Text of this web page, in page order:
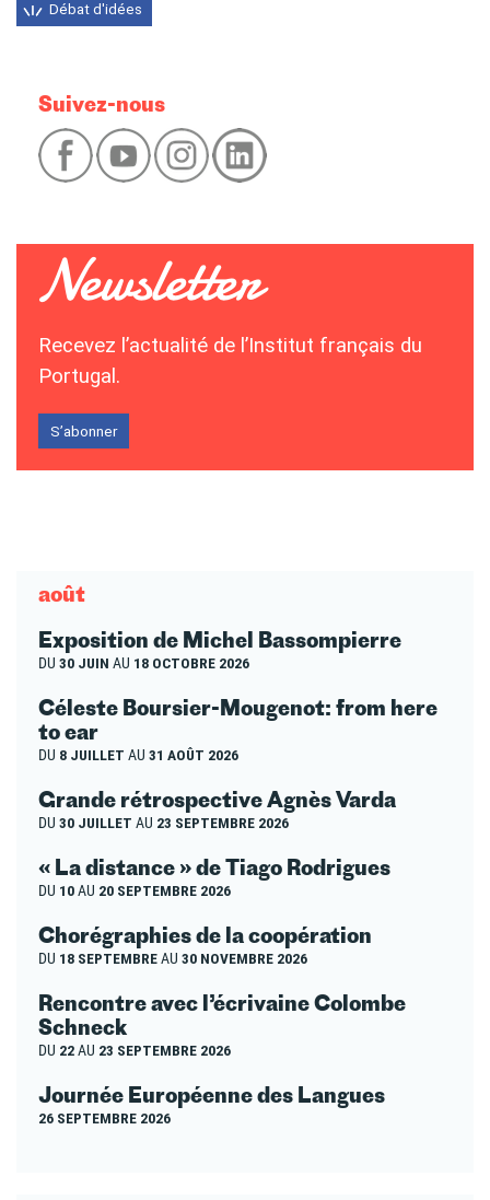
Débat d'idées
Suivez-nous
Recevez l’actualité de l’Institut français du
Portugal.
S’abonner
août
Exposition de Michel Bassompierre
DU 30 JUIN AU 18 OCTOBRE 2026
Céleste Boursier-Mougenot: from here
to ear
DU 8 JUILLET AU 31 AOÛT 2026
Grande rétrospective Agnès Varda
DU 30 JUILLET AU 23 SEPTEMBRE 2026
« La distance » de Tiago Rodrigues
DU 10AU 20 SEPTEMBRE 2026
Chorégraphies de la coopération
DU 18 SEPTEMBREAU 30 NOVEMBRE 2026
Rencontre avec l’écrivaine Colombe
Schneck
DU 22AU 23 SEPTEMBRE 2026
Journée Européenne des Langues
26 SEPTEMBRE 2026